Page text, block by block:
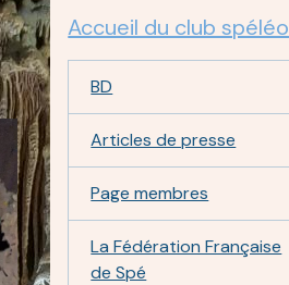
Accueil du club spéléo
BD
Articles de presse
Page membres
La Fédération Française
de Spé